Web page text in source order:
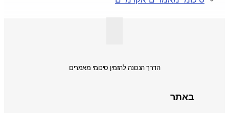
הדרך הנכונה להזמין סיכומי מאמרים
באתר